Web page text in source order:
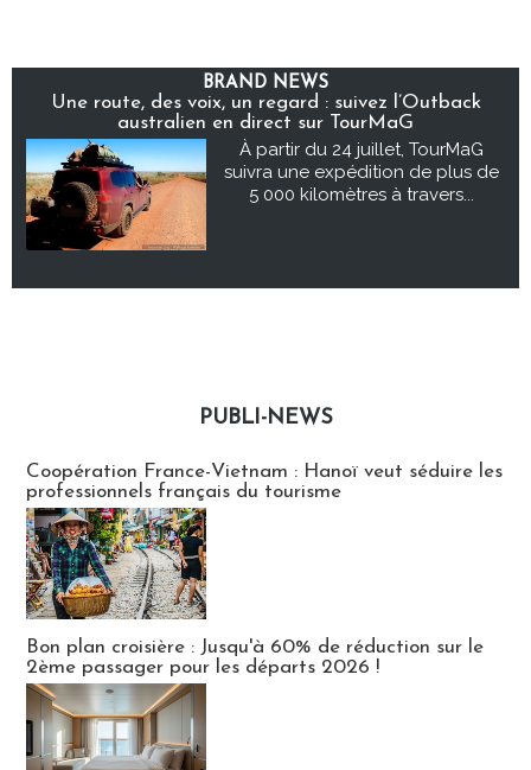
BRAND NEWS
Une route, des voix, un regard : suivez l’Outback
australien en direct sur TourMaG
À partir du 24 juillet, TourMaG
suivra une expédition de plus de
5 000 kilomètres à travers...
PUBLI-NEWS
Coopération France-Vietnam : Hanoï veut séduire les
professionnels français du tourisme
Bon plan croisière : Jusqu'à 60% de réduction sur le
2ème passager pour les départs 2026 !